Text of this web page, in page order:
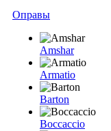
Оправы
Amshar
Armatio
Barton
Boccaccio